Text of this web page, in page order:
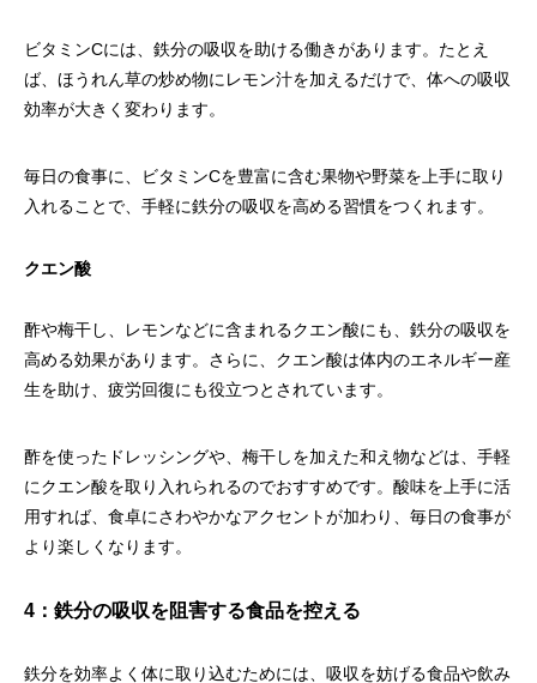
ビタミンCには、鉄分の吸収を助ける働きがあります。たとえ
ば、ほうれん草の炒め物にレモン汁を加えるだけで、体への吸収
効率が大きく変わります。
毎日の食事に、ビタミンCを豊富に含む果物や野菜を上手に取り
入れることで、手軽に鉄分の吸収を高める習慣をつくれます。
クエン酸
酢や梅干し、レモンなどに含まれるクエン酸にも、鉄分の吸収を
高める効果があります。さらに、クエン酸は体内のエネルギー産
生を助け、疲労回復にも役立つとされています。
酢を使ったドレッシングや、梅干しを加えた和え物などは、手軽
にクエン酸を取り入れられるのでおすすめです。酸味を上手に活
用すれば、食卓にさわやかなアクセントが加わり、毎日の食事が
より楽しくなります。
4：鉄分の吸収を阻害する食品を控える
鉄分を効率よく体に取り込むためには、吸収を妨げる食品や飲み